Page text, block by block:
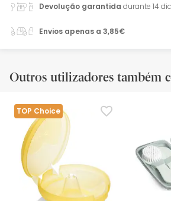
Devolução garantida durante 14
Envios apenas a 3,85€
Outros utilizadores também
TOP Choice